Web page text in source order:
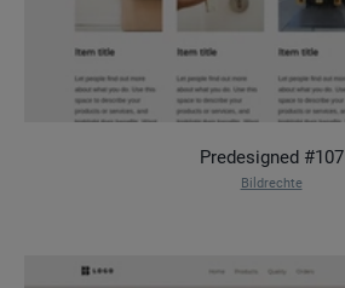
Predesigned #107
Bildrechte